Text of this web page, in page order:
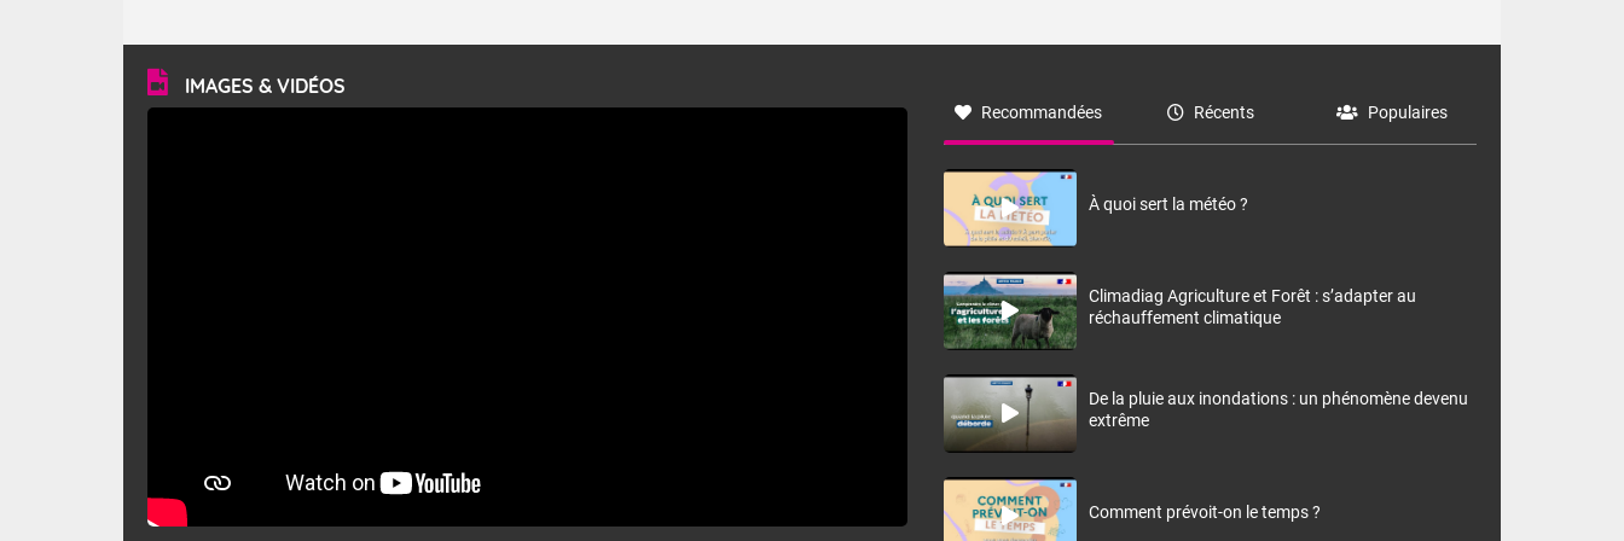
vitesse moyenne de 50 km/h et atteindre 80 à 100 km/h
en rafales, parfois davantage. Il parcourt la basse vallée
du Rhône et la Provence et envahit le littoral
méditerranéen à partir de la Camargue.
à nord-ouest, dans un secteur qui part du Roussillon à la
monts, en allusion aux régions montagneuses d’où
IMAGES & VIDÉOS
Recommandées Récents Populaires
À quoi sert la météo ?
Climadiag Agriculture et Forêt : s’adapter au
réchauffement climatique
De la pluie aux inondations : un phénomène devenu
extrême
Comment prévoit-on le temps ?